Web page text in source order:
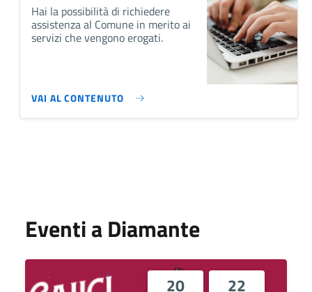
Hai la possibilità di richiedere
assistenza al Comune in merito ai
servizi che vengono erogati.
VAI AL CONTENUTO
Eventi a Diamante
20 22